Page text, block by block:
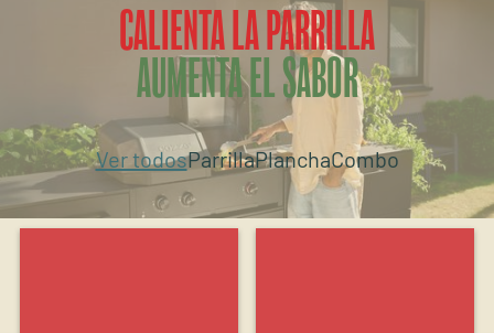
CALIENTA LA PARRILLA
AUMENTA EL SABOR
Ver todosParrillaPlanchaCombo